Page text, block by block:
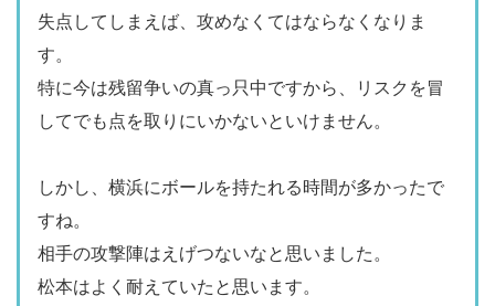
失点してしまえば、攻めなくてはならなくなりま
す。
特に今は残留争いの真っ只中ですから、リスクを冒
してでも点を取りにいかないといけません。
しかし、横浜にボールを持たれる時間が多かったで
すね。
相手の攻撃陣はえげつないなと思いました。
松本はよく耐えていたと思います。